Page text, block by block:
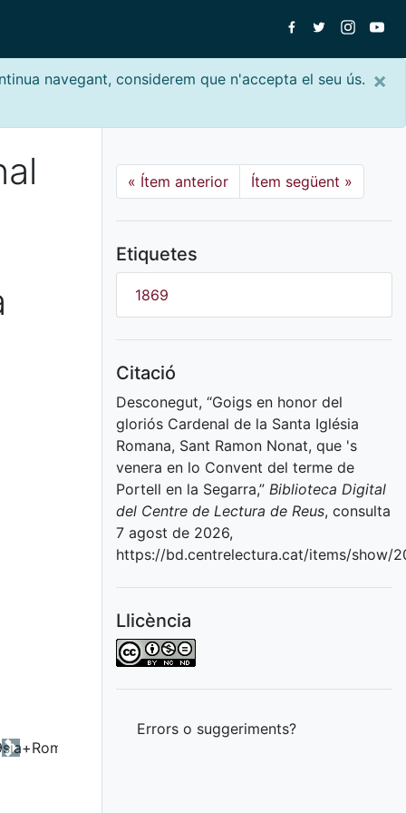
×
navegant, considerem que n'accepta el seu ús.
Next
« Ítem anterior Ítem següent »
Etiquetes
1869
Citació
Desconegut, “Goigs en honor del
gloriós Cardenal de la Santa Iglésia
Romana, Sant Ramon Nonat, que 's
venera en lo Convent del terme de
Portell en la Segarra,” Biblioteca Digital
del Centre de Lectura de Reus, consulta
7 agost de 2026,
https://bd.centrelectura.cat/items/show/
Llicència
Errors o suggeriments?